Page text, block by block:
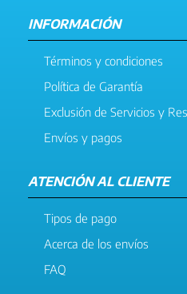
INFORMACIÓN
Términos y condiciones
Política de Garantía
Exclusión de Servicios y
Envíos y pagos
ATENCIÓN AL CLIENTE
Tipos de pago
Acerca de los envíos
FAQ